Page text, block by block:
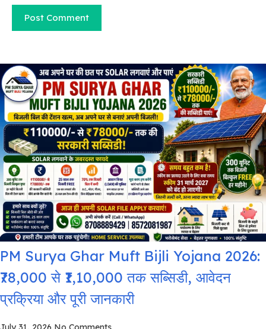
PM Surya Ghar Muft Bijli Yojana 2026:
₹78,000 से ₹1,10,000 तक सब्सिडी, आवेदन
प्रक्रिया और पूरी जानकारी